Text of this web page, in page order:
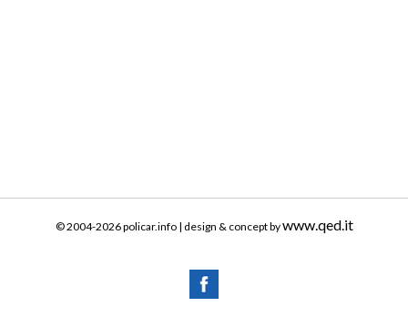
© 2004-2026 policar.info | design & concept bywww.qed.it